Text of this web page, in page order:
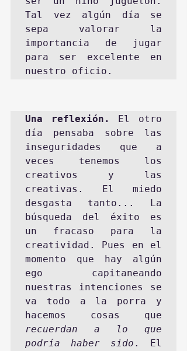
Tal vez algún día se
sepa valorar la
importancia de jugar
para ser excelente en
Una reflexión. El otro
día pensaba sobre las
inseguridades que a
veces tenemos los
creativos y las
creativas. El miedo
desgasta tanto... La
búsqueda del éxito es
un fracaso para la
creatividad. Pues en el
momento que hay algún
ego capitaneando
nuestras intenciones se
va todo a la porra y
recuerdan a lo que
podría haber sido . El